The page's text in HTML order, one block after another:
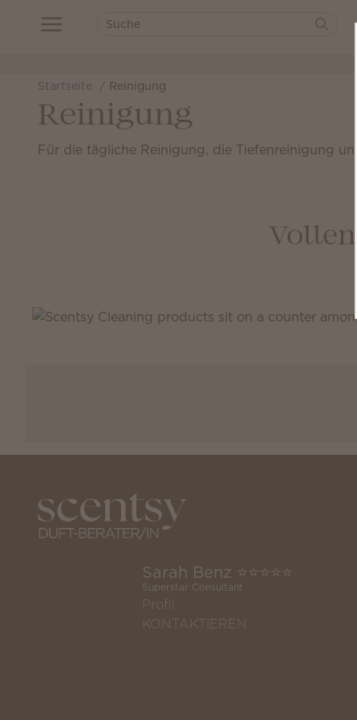
Startseite Reinigung
Reinigung
Für die tägliche Reinigung, die Tiefenreinigung
Sarah Benz ⭐️⭐️⭐️⭐️⭐️
Superstar Consultant
Profil
KONTAKTIEREN